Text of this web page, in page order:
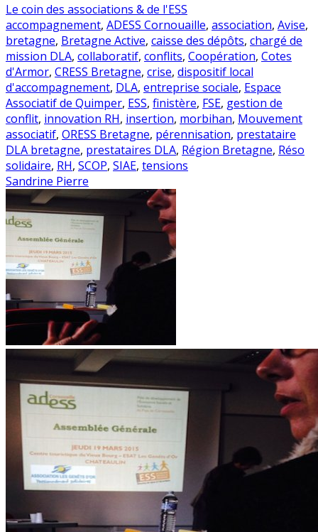
Le coin des associations & de l'ESS
accompagnement, ADESS Cornouaille, association, Avise,
bretagne, Bretagne Active, caisse des dépôts, chargé de
mission DLA, collaboratif, conflits, Coopération, Cotes
d'Armor, CRESS Bretagne, crise, dispositif local
d'accompagnement, DLA, entreprise sociale, Espace
Associatif de Quimper, ESS, finistère, FSE, gestion de
conflit, innovation RH, insertion, morbihan, Mouvement
associatif, ORESS Bretagne, pérennisation, prestataire
DLA bretagne, prestataires DLA, Région Bretagne, Réso
solidaire, RH, SCOP, SIAE, tensions
Sandrine Pierre